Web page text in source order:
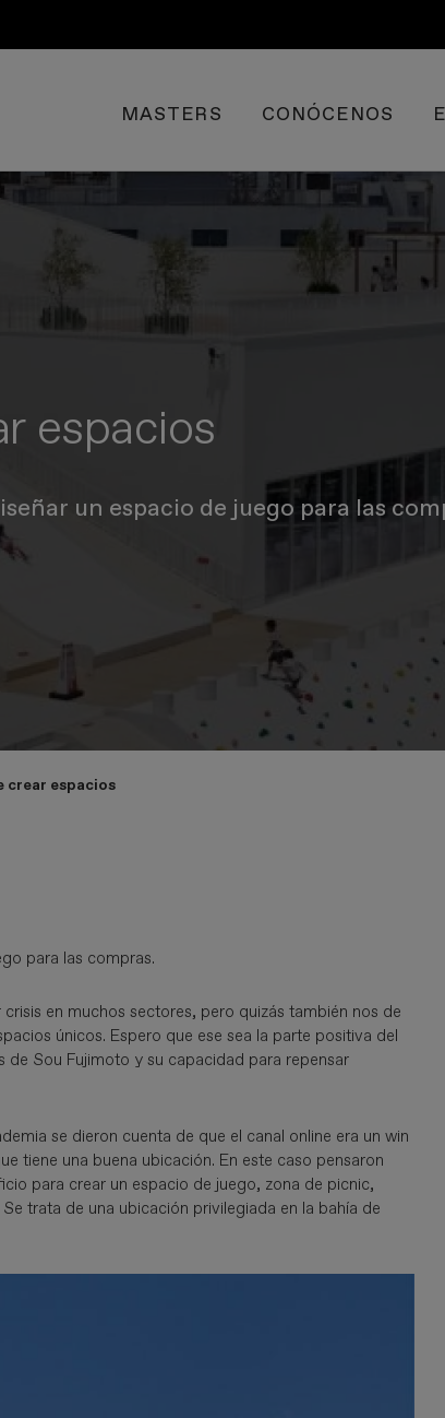
MASTERS CONÓCENOS
espacios
un espacio de juego para las
crear espacios
para las compras.
en muchos sectores, pero quizás también nos de
únicos. Espero que ese sea la parte positiva del
Sou Fujimoto y su capacidad para repensar
se dieron cuenta de que el canal online era un win
tiene una buena ubicación. En este caso pensaron
para crear un espacio de juego, zona de picnic,
trata de una ubicación privilegiada en la bahía de